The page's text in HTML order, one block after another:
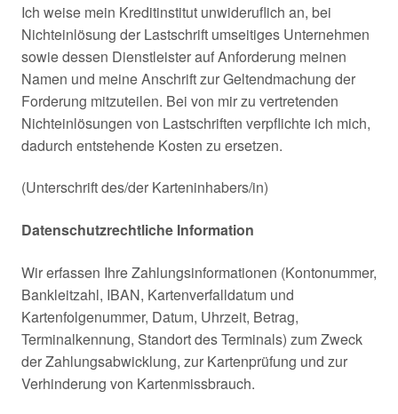
Ich weise mein Kreditinstitut unwideruflich an, bei
Nichteinlösung der Lastschrift umseitiges Unternehmen
sowie dessen Dienstleister auf Anforderung meinen
Namen und meine Anschrift zur Geltendmachung der
Forderung mitzuteilen. Bei von mir zu vertretenden
Nichteinlösungen von Lastschriften verpflichte ich mich,
dadurch entstehende Kosten zu ersetzen.
(Unterschrift des/der Karteninhabers/in)
Datenschutzrechtliche Information
Wir erfassen Ihre Zahlungsinformationen (Kontonummer,
Bankleitzahl, IBAN, Kartenverfalldatum und
Kartenfolgenummer, Datum, Uhrzeit, Betrag,
Terminalkennung, Standort des Terminals) zum Zweck
der Zahlungsabwicklung, zur Kartenprüfung und zur
Verhinderung von Kartenmissbrauch.